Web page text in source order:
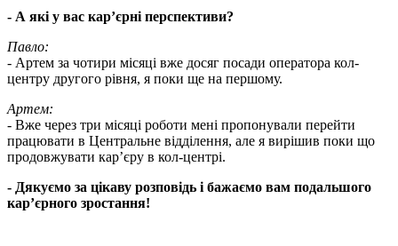
- А які у вас кар’єрні перспективи?
Павло:
- Артем за чотири місяці вже досяг посади оператора кол-
центру другого рівня, я поки ще на першому.
Артем:
- Вже через три місяці роботи мені пропонували перейти
працювати в Центральне відділення, але я вирішив поки що
продовжувати кар’єру в кол-центрі.
- Дякуємо за цікаву розповідь і бажаємо вам подальшого
кар’єрного зростання!